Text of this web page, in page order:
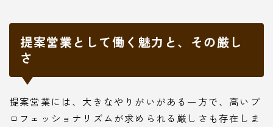
提案営業として働く魅力と、その厳し
さ
提案営業には、大きなやりがいがある一方で、高いプ
ロフェッショナリズムが求められる厳しさも存在しま